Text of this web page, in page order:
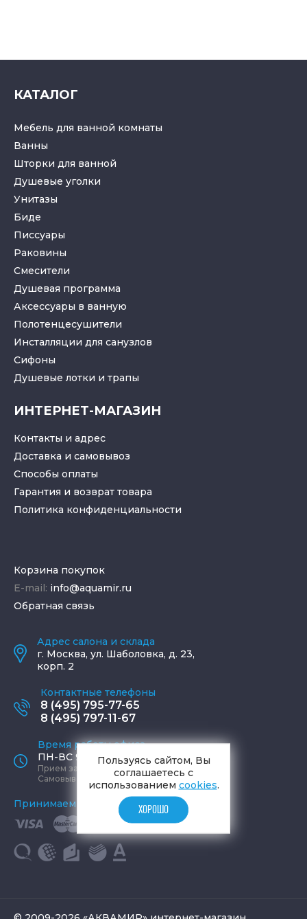
КАТАЛОГ
Мебель для ванной комнаты
Ванны
Шторки для ванной
Душевые уголки
Унитазы
Биде
Писсуары
Раковины
Смесители
Душевая программа
Аксессуары в ванную
Полотенцесушители
Инсталляции для санузлов
Cифоны
Душевые лотки и трапы
ИНТЕРНЕТ-МАГАЗИН
Контакты и адрес
Доставка и самовывоз
Способы оплаты
Гарантия и возврат товара
Политика конфиденциальности
Корзина покупок
E-mail: info@aquamir.ru
Обратная связь
Адрес салона и склада
г. Москва, ул. Шаболовка, д. 23,
корп. 2
Контактные телефоны
8 (495) 795-77-65
8 (495) 797-11-67
Время работы офиса
ПН-ВС 9:00 - 19:00
Прием заказов круглосуточно
Самовывоз ПН-СБ 9-19, ВС 12-17
Принимаем к оплате
Пользуясь сайтом, Вы
соглашаетесь с
использованием cookies.
ХОРОШО